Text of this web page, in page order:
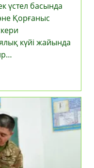
үстел басында
Қорғаныс
күйі жайында